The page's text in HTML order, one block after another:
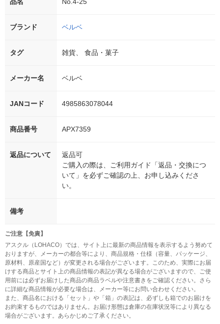
品名 No.4-25
ブランド ベルベ
タグ 雑貨、 食品・菓子
メーカー名 ベルベ
JANコード 4985863078044
商品番号 APX7359
返品について
返品可
ご購入の際は、ご利用ガイド「返品・交換につ
いて」を必ずご確認の上、お申し込みくださ
い。
備考
ご注意【免責】
アスクル（LOHACO）では、サイト上に最新の商品情報を表示するよう努めて
おりますが、メーカーの都合等により、商品規格・仕様（容量、パッケージ、
原材料、原産国など）が変更される場合がございます。このため、実際にお届
けする商品とサイト上の商品情報の表記が異なる場合がございますので、ご使
用前には必ずお届けした商品の商品ラベルや注意書きをご確認ください。さら
に詳細な商品情報が必要な場合は、メーカー等にお問い合わせください。
また、商品名における「セット」や「箱」の表記は、必ずしも箱でのお届けを
お約束するものではありません。お届け形態は倉庫の在庫状況等により異なる
場合がございます。あらかじめご了承ください。